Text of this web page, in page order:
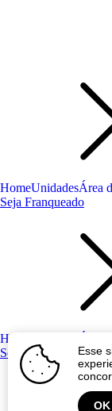
HomeUnidadesÁrea
Seja Franqueado
Home
Seja FranqueadoEsse
OK